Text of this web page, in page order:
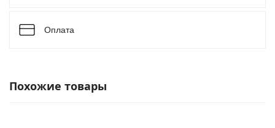
Оплата
Похожие товары